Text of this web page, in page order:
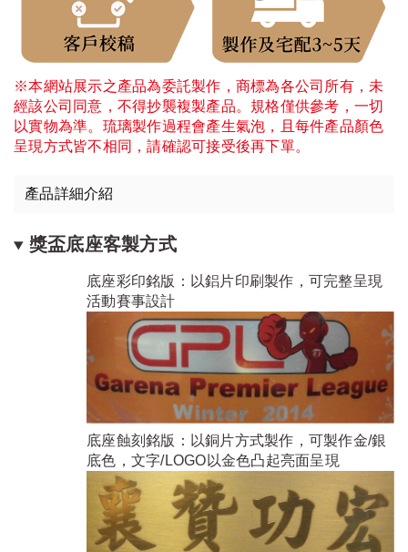
※本網站展示之產品為委託製作，商標為各公司所有，未
經該公司同意，不得抄襲複製產品。規格僅供參考，一切
以實物為準。琉璃製作過程會產生氣泡，且每件產品顏色
呈現方式皆不相同，請確認可接受後再下單。
產品詳細介紹
獎盃底座客製方式
底座彩印銘版：以鋁片印刷製作，可完整呈現
活動賽事設計
底座蝕刻銘版：以銅片方式製作，可製作金/銀
底色，文字/LOGO以金色凸起亮面呈現